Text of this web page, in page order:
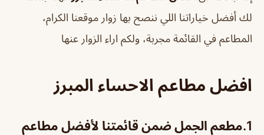
لك أفضل خياراتنا اللي ننصح بها زوار موقعنا الكرام،
المطاعم في القائمة مجربة، ولكم اراء الزوار عنها
افضل مطاعم الاحساء المبرز
1. مطعم الجمل ضمن قائمتنا لأفضل مطاعم